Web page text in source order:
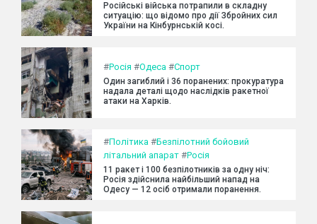
Російські війська потрапили в складну
ситуацію: що відомо про дії Збройних сил
України на Кінбурнській косі.
#Росія #Одеса #Спорт
Один загиблий і 36 поранених: прокуратура
надала деталі щодо наслідків ракетної
атаки на Харків.
#Політика #Безпілотний бойовий
літальний апарат #Росія
11 ракет і 100 безпілотників за одну ніч:
Росія здійснила найбільший напад на
Одесу — 12 осіб отримали поранення.